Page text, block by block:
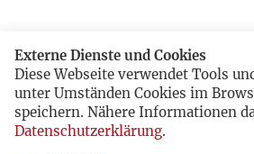
Externe Dienste und Cookies
Diese Webseite verwendet Tools
unter Umständen Cookies im
speichern. Nähere Informationen
Datenschutzerklärung.